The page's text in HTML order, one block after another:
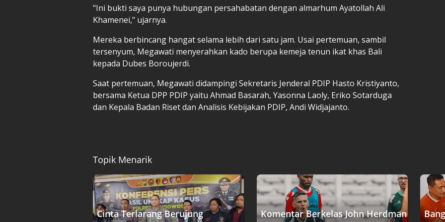
"Ini bukti saya punya hubungan persahabatan dengan almarhum Ayatollah Ali
Khamenei," ujarnya.
Mereka berbincang hangat selama lebih dari satu jam. Usai pertemuan, sambil
tersenyum, Megawati menyerahkan kado berupa kemeja tenun ikat khas Bali
kepada Dubes Boroujerdi.
Saat pertemuan, Megawati didampingi Sekretaris Jenderal PDIP Hasto Kristiyanto,
bersama Ketua DPP PDIP yaitu Ahmad Basarah, Yasonna Laoly, Eriko Sotarduga
dan Kepala Badan Riset dan Analisis Kebijakan PDIP, Andi Widjajanto.
Topik Menarik
Cinta Terlarang Berujung
Komentar Berkelas John Herdman